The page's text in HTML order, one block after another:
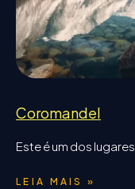
Coromandel
Este é um dos
LEIA MAIS »